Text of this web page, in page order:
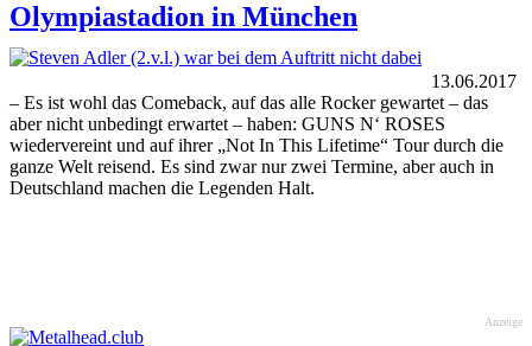
Olympiastadion in München
13.06.2017
– Es ist wohl das Comeback, auf das alle Rocker gewartet – das
aber nicht unbedingt erwartet – haben: GUNS N‘ ROSES
wiedervereint und auf ihrer „Not In This Lifetime“ Tour durch die
ganze Welt reisend. Es sind zwar nur zwei Termine, aber auch in
Deutschland machen die Legenden Halt.
Anzeige